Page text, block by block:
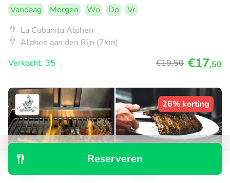
Reserveren
Vandaag Morgen Wo Do
Vr
La Cubanita Alphen
Alphen aan den Rijn (7km)
Verkocht: 35
€19,50 €17,50
26% korting